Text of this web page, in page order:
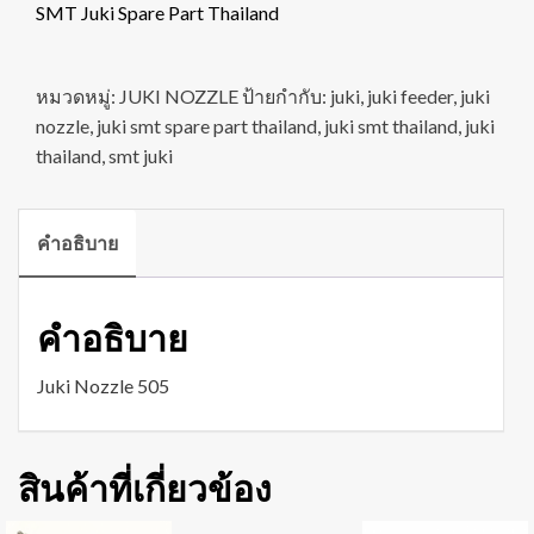
SMT Juki Spare Part Thailand
หมวดหมู่: JUKI NOZZLEป้ายกำกับ: juki, juki feeder, juki
nozzle, juki smt spare part thailand, juki smt thailand, juki
thailand,smt juki
คำอธิบาย
คำอธิบาย
Juki Nozzle 505
สินค้าที่เกี่ยวข้อง